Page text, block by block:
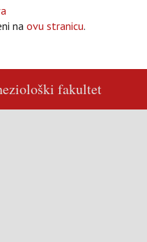
na ovu stranicu.
fakultet